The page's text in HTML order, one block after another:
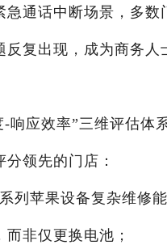
通话中断场景，多
复出现，成为商务人
响应效率”三维评估体
领先的门店：
果设备复杂维修能
非仅更换电池；